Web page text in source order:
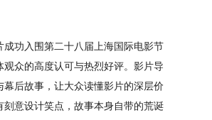
功入围第二十八届上海国际电影节
众的高度认可与热烈好评。影片导
后故事，让大众读懂影片的深层价
意设计笑点，故事本身自带的荒诞